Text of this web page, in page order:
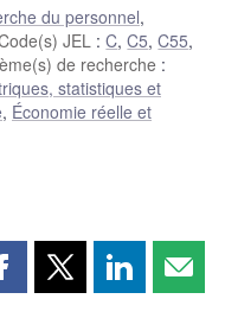
du personnel,
JEL :C,C5,C55,
de recherche :
statistiques et
, Économie réelle et
PartagerPartagerPartager